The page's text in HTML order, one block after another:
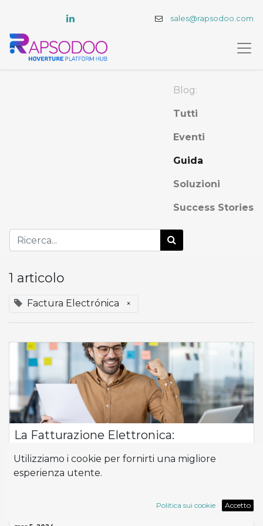
sales@rapsodoo.com
Blog:
Tutti
Eventi
Guida
Soluzioni
Success Stories
1 articolo
Factura Electrónica ×
La Fatturazione Elettronica:
e i benefici di questo strumento ma non lo implementa,
potrebbe diventare un ostacolo per la crescita e la
PYMES
Utilizziamo i cookie per fornirti una migliore
esperienza utente.
Politica sui cookie Accetto